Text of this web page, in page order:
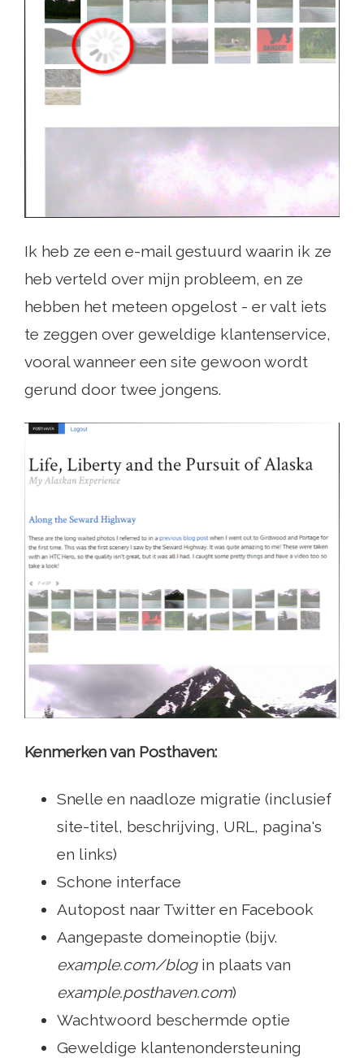
Ik heb ze een e-mail gestuurd waarin ik ze
heb verteld over mijn probleem, en ze
hebben het meteen opgelost - er valt iets
te zeggen over geweldige klantenservice,
vooral wanneer een site gewoon wordt
gerund door twee jongens.
Kenmerken van Posthaven:
Snelle en naadloze migratie (inclusief
site-titel, beschrijving, URL, pagina's
en links)
Schone interface
Autopost naar Twitter en Facebook
Aangepaste domeinoptie (bijv.
example.com/blogin plaats van
example.posthaven.com)
Wachtwoord beschermde optie
Geweldige klantenondersteuning